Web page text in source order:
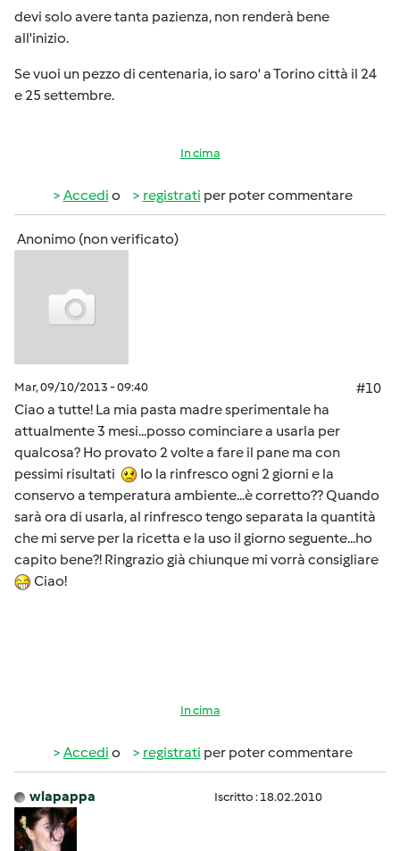
devi solo avere tanta pazienza, non renderà bene
all'inizio.
Se vuoi un pezzo di centenaria, io saro' a Torino città il 24
e 25 settembre.
In cima
Accedi o registrati per poter commentare
Anonimo (non verificato)
Mar, 09/10/2013 - 09:40
#10
Ciao a tutte! La mia pasta madre sperimentale ha
attualmente 3 mesi...posso cominciare a usarla per
qualcosa? Ho provato 2 volte a fare il pane ma con
pessimi risultati
Io la rinfresco ogni 2 giorni e la
conservo a temperatura ambiente...è corretto?? Quando
sarà ora di usarla, al rinfresco tengo separata la quantità
che mi serve per la ricetta e la uso il giorno seguente...ho
capito bene?! Ringrazio già chiunque mi vorrà consigliare
Ciao!
In cima
Accedi o registrati per poter commentare
wlapappa Iscritto : 18.02.2010